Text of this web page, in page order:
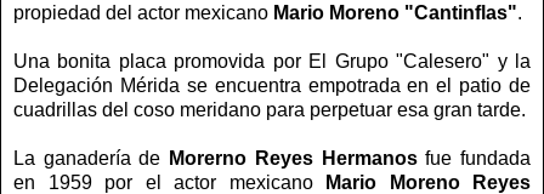
propiedad del actor mexicano Mario Moreno "Cantinflas".
Una bonita placa promovida por El Grupo "Calesero" y la
Delegación Mérida se encuentra empotrada en el patio de
cuadrillas del coso meridano para perpetuar esa gran tarde.
La ganadería de Morerno Reyes Hermanosfue fundada
en 1959 por el actor mexicano
Mario Moreno Reyes